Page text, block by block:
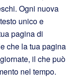
Ogni nuova
unico e
pagina di
che la tua pagina
il che può
nel tempo.